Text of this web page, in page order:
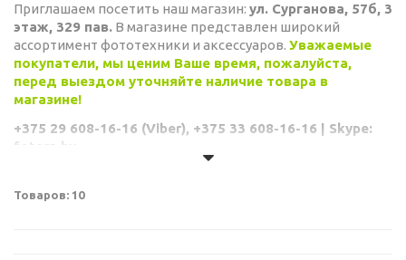
Приглашаем посетить наш магазин: ул. Сурганова, 57б, 3
этаж, 329 пав. В магазине представлен широкий
ассортимент фототехники и аксессуаров. Уважаемые
покупатели, мы ценим Ваше время, пожалуйста,
перед выездом уточняйте наличие товара в
магазине!
+375 29 608-16-16 (Viber), +375 33 608-16-16 | Skype:
fotera.by
Товаров: 10